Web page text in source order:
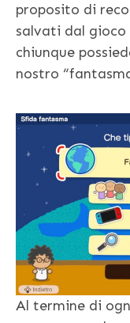
proposito di
salvati dal
chiunque
nostro
Al termine di